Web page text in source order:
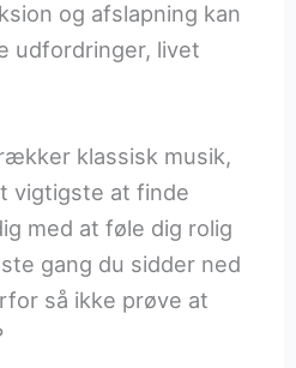
og afslapning kan
udfordringer, livet
klassisk musik,
vigtigste at finde
med at føle dig rolig
gang du sidder ned
så ikke prøve at